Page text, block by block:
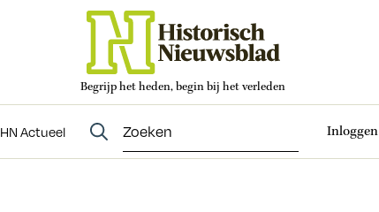
Begrijp het heden, begin bij het verleden
HN Actueel Inloggen
Evenementen